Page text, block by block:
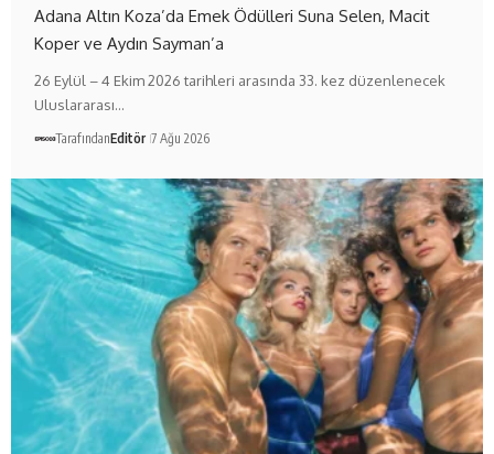
Adana Altın Koza’da Emek Ödülleri Suna Selen, Macit
Koper ve Aydın Sayman’a
26 Eylül – 4 Ekim 2026 tarihleri arasında 33. kez düzenlenecek
Uluslararası…
TarafındanEditör 7 Ağu 2026